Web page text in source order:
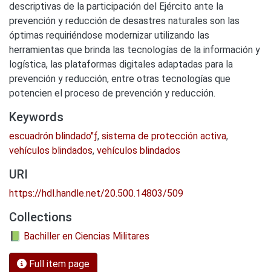
descriptivas de la participación del Ejército ante la
prevención y reducción de desastres naturales son las
óptimas requiriéndose modernizar utilizando las
herramientas que brinda las tecnologías de la información y
logística, las plataformas digitales adaptadas para la
prevención y reducción, entre otras tecnologías que
potencien el proceso de prevención y reducción.
Keywords
escuadrón blindado"ƒ, sistema de protección activa,
vehículos blindados, vehículos blindados
URI
https://hdl.handle.net/20.500.14803/509
Collections
📗 Bachiller en Ciencias Militares
Full item page